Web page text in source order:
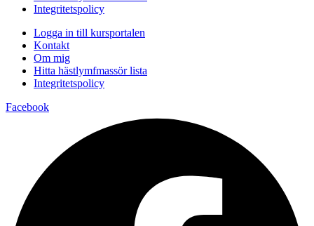
Integritetspolicy
Logga in till kursportalen
Kontakt
Om mig
Hitta hästlymfmassör lista
Integritetspolicy
Facebook